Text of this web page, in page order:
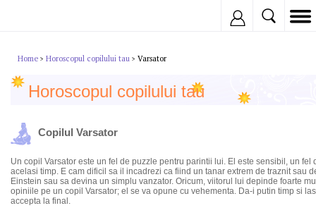
Home > Horoscopul copilului tau > Varsator
Horoscopul copilului tau
Copilul Varsator
Un copil Varsator este un fel de puzzle pentru parintii lui. El este sensibil, un
acelasi timp. E cam dificil sa il incadrezi ca fiind un tanar extrem de traznit sau
Einstein sau sa devina un simplu vanzator. Oricum, viitorul lui depinde foarte
opiniile pe un copil Varsator; el se va opune cu vehementa. Da-i putin timp si
accepta la final.